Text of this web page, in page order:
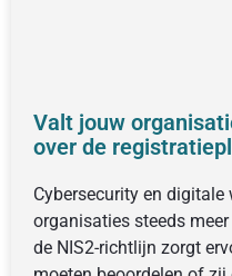
Valt jouw
over de
Cybersecurity en
organisaties steeds
de NIS2-richtlijn zorgt